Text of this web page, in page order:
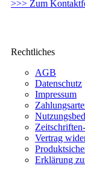
>>> Zum
Rechtliches
AGB
Datenschutz
Impressum
Vertrag
Erklärung